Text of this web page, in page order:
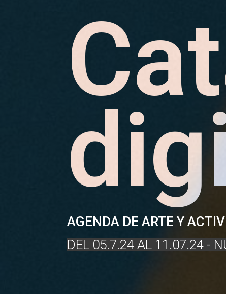
AGENDA DE ARTE Y
DEL 05.7.24 AL 11.07.24 -